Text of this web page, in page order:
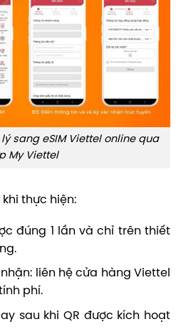
sang eSIM Viettel online qua
My Viettel
thực hiện:
đúng 1 lần và chỉ trên thiết
liên hệ cửa hàng Viettel
phí.
sau khi QR được kích hoạt